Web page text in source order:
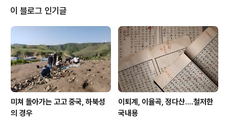
cluding the Painting of Fuxi and Nüwa The Natio
nal Museum of Korea (..
이 블로그 인기글
미쳐 돌아가는 고고 중국, 하북성
의 경우
이퇴계, 이율곡, 정다산....철저한
국내용